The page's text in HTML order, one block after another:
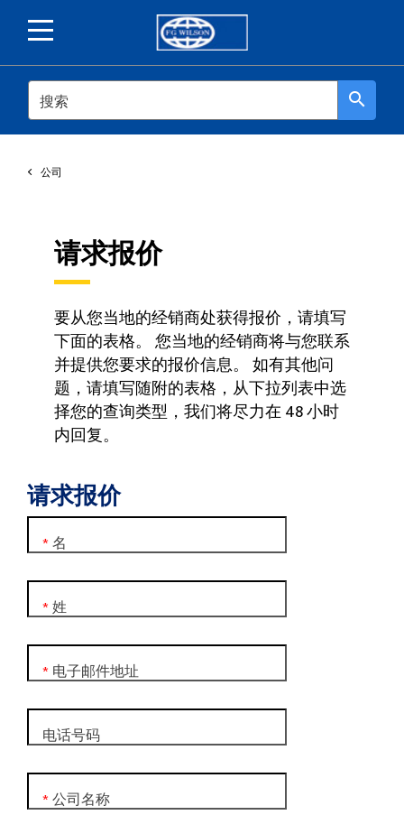
SEARCH search
公司
请求报价
要从您当地的经销商处获得报价，请填写
下面的表格。 您当地的经销商将与您联系
并提供您要求的报价信息。 如有其他问
题，请填写随附的表格，从下拉列表中选
择您的查询类型，我们将尽力在 48 小时
内回复。
请求报价
名
*
姓
*
电子邮件地址
*
电话号码
公司名称
*